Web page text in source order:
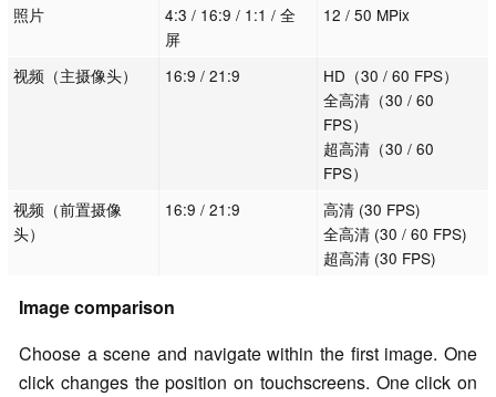
照片
4:3 / 16:9 / 1:1 / 全
屏
12 / 50 MPix
视频（主摄像头） 16:9 / 21:9
HD（30 / 60 FPS）
全高清（30 / 60
FPS）
超高清（30 / 60
FPS）
视频（前置摄像
头）
16:9 / 21:9
高清 (30 FPS)
全高清 (30 / 60 FPS)
超高清 (30 FPS)
Image comparison
Choose a scene and navigate within the first image. One
click changes the position on touchscreens. One click on